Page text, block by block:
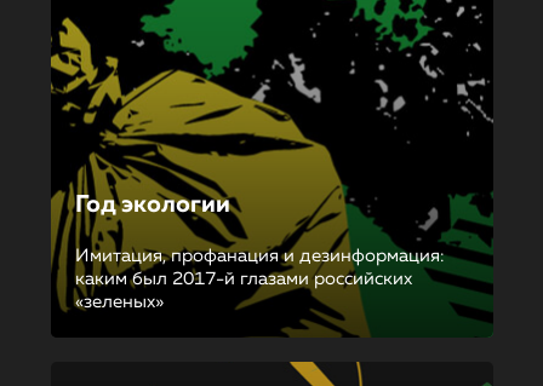
Год экологии
Имитация, профанация и дезинформация:
каким был 2017-й глазами российских
«зеленых»